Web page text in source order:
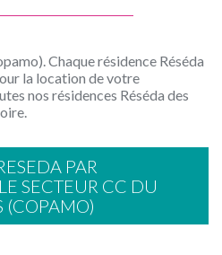
Chaque résidence Réséda
la location de votre
nos résidences Réséda des
PAR
SECTEUR CC DU
(COPAMO)